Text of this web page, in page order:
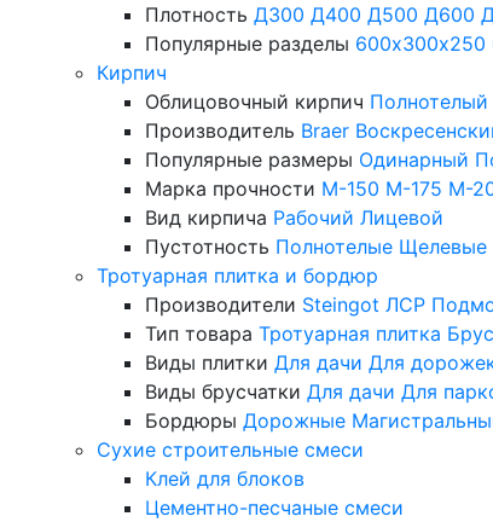
Плотность Д300 Д400 Д500 Д600
Популярные разделы 600х300х250
Кирпич
Облицовочный кирпич Полнотелый
Производитель Braer
Популярные размеры Одинарный
Марка прочности М-150 М-175 М-
Вид кирпича Рабочий Лицевой
Пустотность Полнотелые Щелевые
Тротуарная плитка и бордюр
Производители Steingot ЛСР
Тип товара Тротуарная плитка
Виды плитки Для дачи Для
Виды брусчатки Для дачи Для
Бордюры Дорожные
Сухие строительные смеси
Клей для блоков
Цементно-песчаные смеси